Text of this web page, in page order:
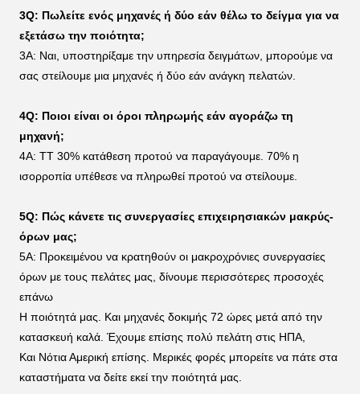
3Q: Πωλείτε ενός μηχανές ή δύο εάν θέλω το δείγμα για να
εξετάσω την ποιότητα;
3A: Ναι, υποστηρίξαμε την υπηρεσία δειγμάτων, μπορούμε να
σας στείλουμε μια μηχανές ή δύο εάν ανάγκη πελατών.
4Q: Ποιοι είναι οι όροι πληρωμής εάν αγοράζω τη
μηχανή;
4A: TT 30% κατάθεση προτού να παραγάγουμε. 70% η
ισορροπία υπέθεσε να πληρωθεί προτού να στείλουμε.
5Q: Πώς κάνετε τις συνεργασίες επιχειρησιακών μακρύς-
όρων μας;
5A: Προκειμένου να κρατηθούν οι μακροχρόνιες συνεργασίες
όρων με τους πελάτες μας, δίνουμε περισσότερες προσοχές
επάνω
Η ποιότητά μας. Και μηχανές δοκιμής 72 ώρες μετά από την
κατασκευή καλά. Έχουμε επίσης πολύ πελάτη στις ΗΠΑ,
Και Νότια Αμερική επίσης. Μερικές φορές μπορείτε να πάτε στα
καταστήματα να δείτε εκεί την ποιότητά μας.